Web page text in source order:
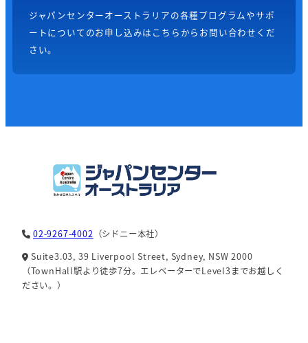
ジャパンセンターオーストラリアの各種プログラムやサポ
ートについてのお申し込みはこちらからお問い合わせくだ
さい。
02-9267-4002 （シドニー本社）
Suite3.03, 39 Liverpool Street, Sydney, NSW 2000
（TownHall駅より徒歩7分。エレベーターでLevel3までお越しく
ださい。）